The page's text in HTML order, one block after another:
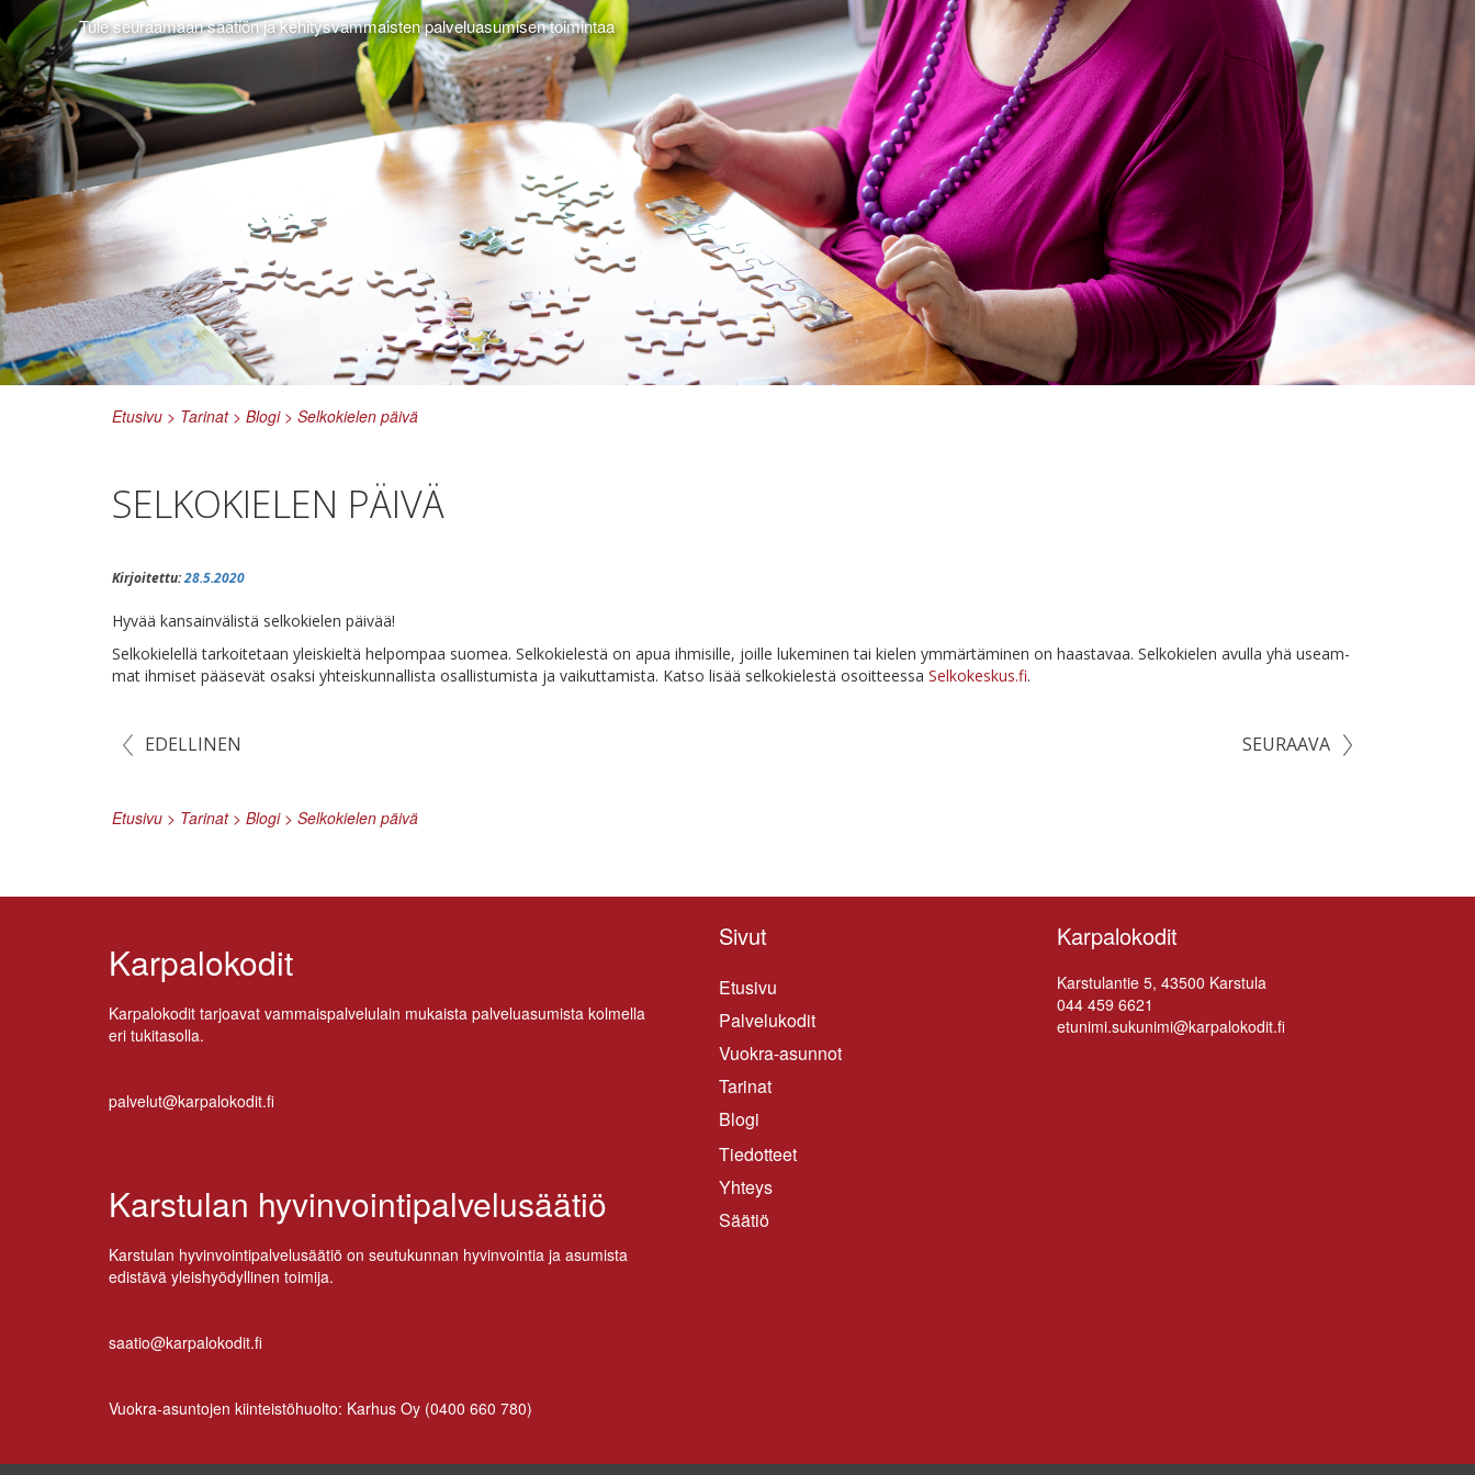
Tule seuraamaan säätiön ja kehitysvammaisten palveluasumisen toimintaa
Etusivu > Tarinat> Blogi> Selkokielen päivä
SELKOKIELEN PÄIVÄ
Kirjoitettu:28.5.2020
Hy­vää kan­sain­vä­lis­tä sel­ko­kie­len päivää!
Sel­ko­kie­lel­lä tar­koi­te­taan yleis­kiel­tä hel­pom­paa suo­mea. Sel­ko­kie­les­tä on apua ih­mi­sil­le, joil­le lu­ke­mi­nen tai kie­len ym­mär­tä­mi­nen on haas­ta­vaa. Sel­ko­kie­len avul­la yhä useam­
mat ih­mi­set pää­se­vät osak­si yh­teis­kun­nal­lis­ta osal­lis­tu­mis­ta ja vai­kut­ta­mis­ta. Kat­so li­sää sel­ko­kie­les­tä osoit­tees­sa Selkokeskus.fi.
EDELLINEN SEURAAVA
Etusivu > Tarinat> Blogi> Selkokielen päivä
Karpalokodit
Kar­pa­lo­ko­dit tar­joa­vat vam­mais­pal­ve­lu­lain mu­kais­ta pal­ve­lua­su­mis­ta kol­mel­la
eri tukitasolla.
palvelut@karpalokodit.fi
Karstulan hyvinvointipalvelusäätiö
Kars­tu­lan hy­vin­voin­ti­pal­ve­lusää­tiö on seu­tu­kun­nan hy­vin­voin­tia ja asu­mis­ta
edis­tä­vä yleis­hyö­dyl­li­nen toimija.
saatio@karpalokodit.fi
Vuo­kra-asun­to­jen kiin­teis­tö­huol­to: Kar­hus Oy (0400 660 780)
Sivut
Etusivu
Palvelukodit
Vuokra-asunnot
Tarinat
Blogi
Tiedotteet
Yhteys
Säätiö
Karpalokodit
Kars­tu­lan­tie 5, 43500 Karstula
044 459 6621
etunimi.sukunimi@karpalokodit.fi